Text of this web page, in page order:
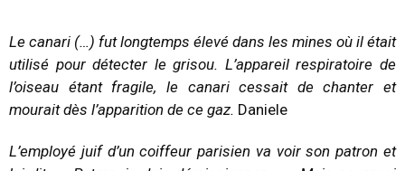
Le canari (…) fut longtemps élevé dans les mines où il était
utilisé pour détecter le grisou. L’appareil respiratoire de
l’oiseau étant fragile, le canari cessait de chanter et
mourait dès l’apparition de ce gaz. Daniele
L’employé juif d’un coiffeur parisien va voir son patron et